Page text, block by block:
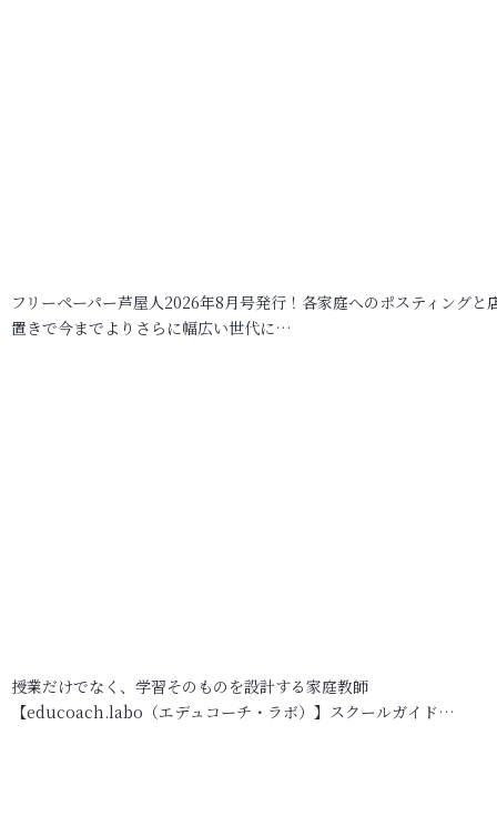
フリーペーパー芦屋人2026年8月号発行！各家庭へのポスティングと
置きで今までよりさらに幅広い世代に…
授業だけでなく、学習そのものを設計する家庭教師
【educoach.labo（エデュコーチ・ラボ）】スクールガイド…